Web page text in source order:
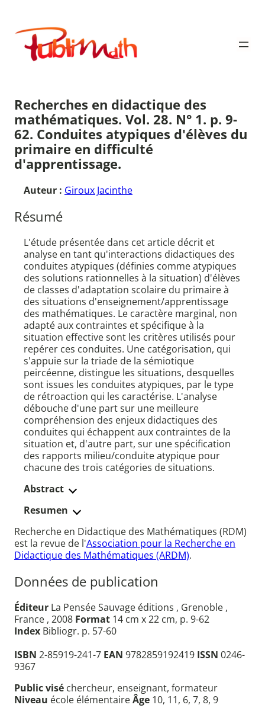
contenu
Publimath
Recherches en didactique des
mathématiques. Vol. 28. N° 1. p. 9-
62. Conduites atypiques d'élèves du
primaire en difficulté
d'apprentissage.
Auteur : Giroux Jacinthe
Résumé
L'étude présentée dans cet article décrit et
analyse en tant qu'interactions didactiques des
conduites atypiques (définies comme atypiques
des solutions rationnelles à la situation) d'élèves
de classes d'adaptation scolaire du primaire à
des situations d'enseignement/apprentissage
des mathématiques. Le caractère marginal, non
adapté aux contraintes et spécifique à la
situation effective sont les critères utilisés pour
repérer ces conduites. Une catégorisation, qui
s'appuie sur la triade de la sémiotique
peircéenne, distingue les situations, desquelles
sont issues les conduites atypiques, par le type
de rétroaction qui les caractérise. L'analyse
débouche d'une part sur une meilleure
compréhension des enjeux didactiques des
conduites qui échappent aux contraintes de la
situation et, d'autre part, sur une spécification
des rapports milieu/conduite atypique pour
chacune des trois catégories de situations.
Abstract
Resumen
Recherche en Didactique des Mathématiques (RDM)
est la revue de l'Association pour la Recherche en
Didactique des Mathématiques (ARDM).
Données de publication
Éditeur La Pensée Sauvage éditions , Grenoble ,
France , 2008 Format 14 cm x 22 cm, p. 9-62
Index Bibliogr. p. 57-60
ISBN 2-85919-241-7 EAN 9782859192419 ISSN 0246-
9367
Public visé chercheur, enseignant, formateur
Niveau école élémentaireÂge 10, 11, 6, 7, 8, 9